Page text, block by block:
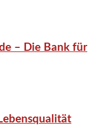
– Die Bank für